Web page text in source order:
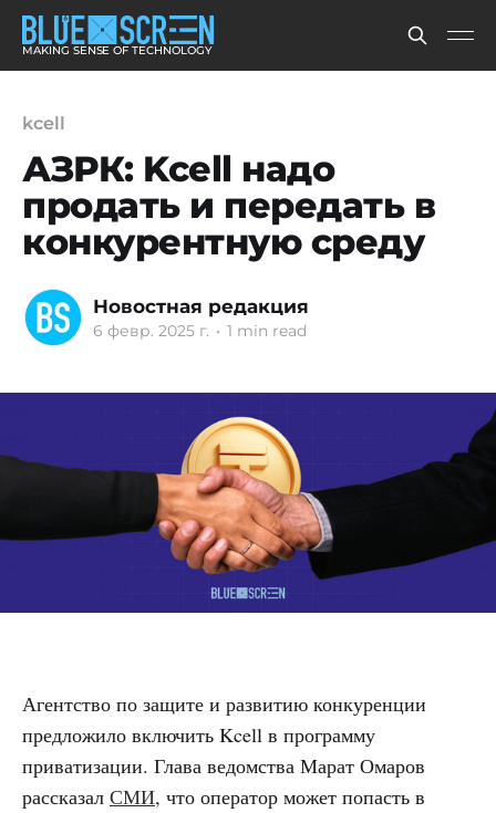
MAKING SENSE OF TECHNOLOGY
kcell
АЗРК: Kcell надо
продать и передать в
конкурентную среду
Новостная редакция
6 февр. 2025 г. • 1 min read
Агентство по защите и развитию конкуренции
предложило включить Kcell в программу
приватизации. Глава ведомства Марат Омаров
рассказал СМИ, что оператор может попасть в